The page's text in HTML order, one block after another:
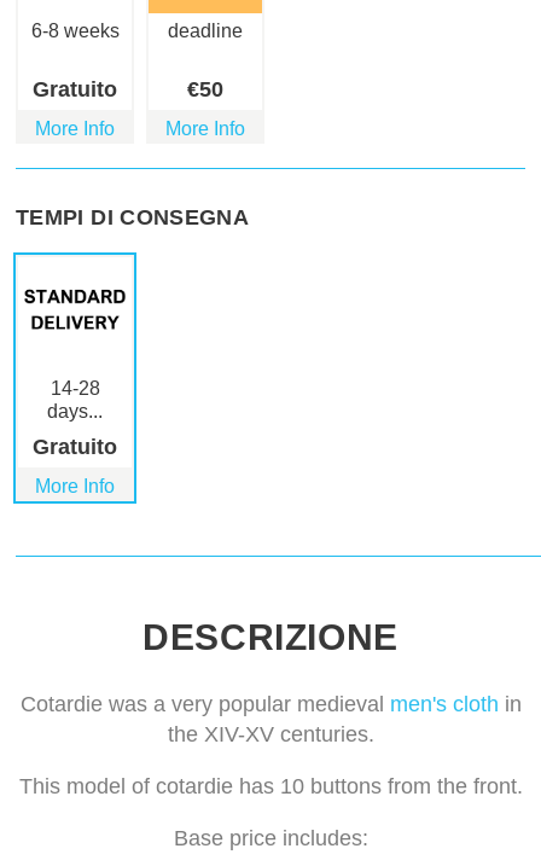
6-8 weeks
Gratuito
More Info
deadline
€50
More Info
TEMPI DI CONSEGNA
14-28
days...
Gratuito
More Info
DESCRIZIONE
Cotardie was a very popular medieval men's cloth in
the XIV-XV centuries.
This model of cotardie has 10 buttons from the front.
Base price includes: